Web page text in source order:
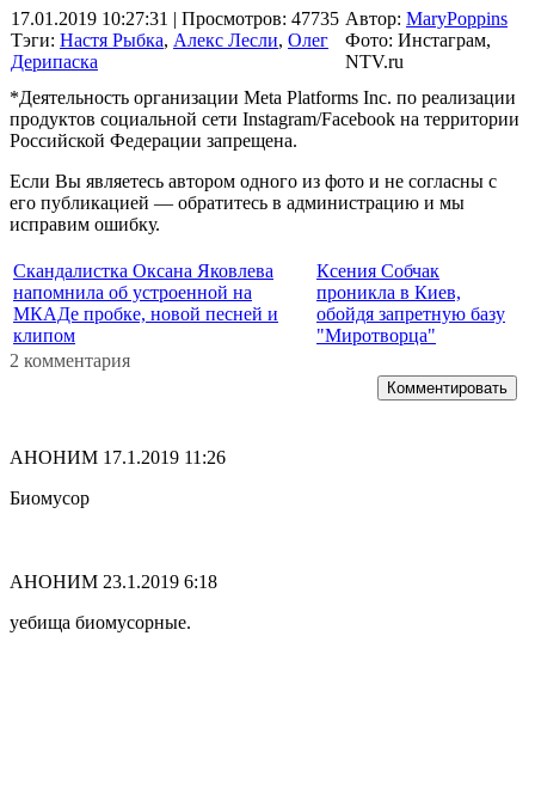
17.01.2019 10:27:31 | Просмотров: 47735
Тэги: Настя Рыбка, Алекс Лесли, Олег
Дерипаска
Автор: MaryPoppins
Фото: Инстаграм,
NTV.ru
*Деятельность организации Meta Platforms Inc. по реализации
продуктов социальной сети Instagram/Facebook на территории
Российской Федерации запрещена.
Если Вы являетесь автором одного из фото и не согласны с
его публикацией — обратитесь в администрацию и мы
исправим ошибку.
Скандалистка Оксана Яковлева
напомнила об устроенной на
МКАДе пробке, новой песней и
клипом
Ксения Собчак
проникла в Киев,
обойдя запретную базу
"Миротворца"
2 комментария
Комментировать
АНОНИМ 17.1.2019 11:26
Биомусор
АНОНИМ 23.1.2019 6:18
уебища биомусорные.